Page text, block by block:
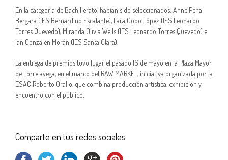
En la categoría de Bachillerato, habían sido seleccionados: Anne Peña
Bergara (IES Bernardino Escalante), Lara Cobo López (IES Leonardo
Torres Quevedo), Miranda Olivia Wells (IES Leonardo Torres Quevedo) e
Ian Gonzalen Morán (IES Santa Clara).
La entrega de premios tuvo lugar el pasado 16 de mayo en la Plaza Mayor
de Torrelavega, en el marco del RAW MARKET, iniciativa organizada por la
ESAC Roberto Orallo, que combina producción artística, exhibición y
encuentro con el público.
Comparte en tus redes sociales